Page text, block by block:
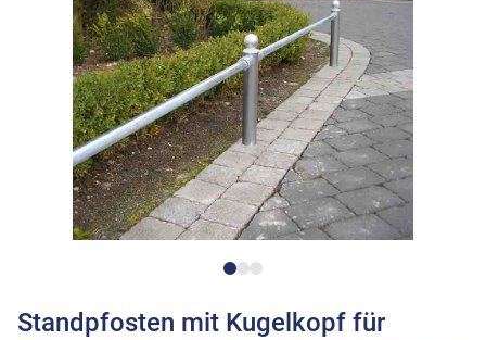
Standpfosten mit Kugelkopf für